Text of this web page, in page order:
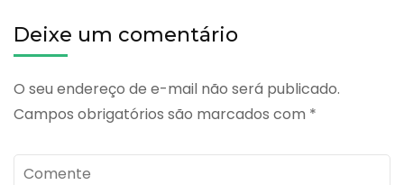
mg
Deixe um comentário
O seu endereço de e-mail não será publicado.
Campos obrigatórios são marcados com *
Comente